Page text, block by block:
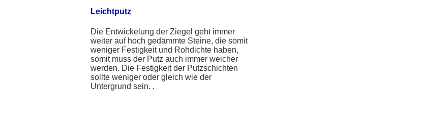
Leichtputz
Die Entwickelung der Ziegel geht immer
weiter auf hoch gedämmte Steine, die somit
weniger Festigkeit und Rohdichte haben,
somit muss der Putz auch immer weicher
werden. Die Festigkeit der Putzschichten
sollte weniger oder gleich wie der
Untergrund sein. .